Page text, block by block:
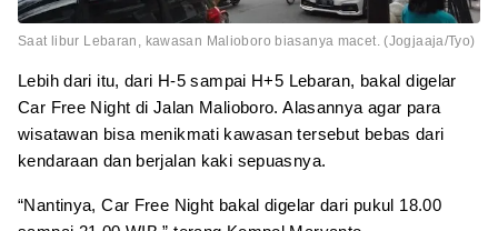
Saat libur Lebaran, kawasan Malioboro biasanya macet. (Jogjaaja/Tyo)
Lebih dari itu, dari H-5 sampai H+5 Lebaran, bakal digelar
Car Free Night di Jalan Malioboro. Alasannya agar para
wisatawan bisa menikmati kawasan tersebut bebas dari
kendaraan dan berjalan kaki sepuasnya.
“Nantinya, Car Free Night bakal digelar dari pukul 18.00